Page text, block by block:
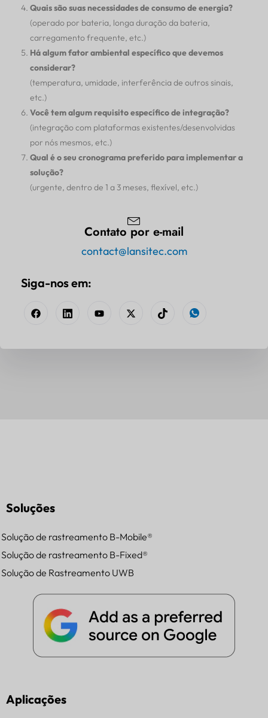
Quais são suas necessidades de consumo de energia?
(operado por bateria, longa duração da bateria,
carregamento frequente, etc.)
Há algum fator ambiental específico que devemos
considerar?
(temperatura, umidade, interferência de outros sinais,
etc.)
Você tem algum requisito específico de integração?
(integração com plataformas existentes/desenvolvidas
por nós mesmos, etc.)
Qual é o seu cronograma preferido para implementar a
solução?
(urgente, dentro de 1 a 3 meses, flexível, etc.)
Contato por e-mail
contact@lansitec.com
Siga-nos em:
Soluções
Solução de rastreamento B-Mobile®
Solução de rastreamento B-Fixed®
Solução de Rastreamento UWB
Aplicações